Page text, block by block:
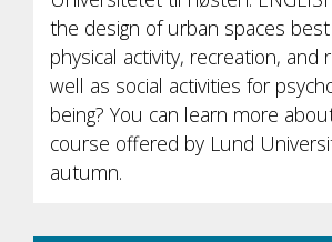
the design of urban spaces
physical activity, recreation, and
well as social activities for
being? You can learn more
course offered by Lund
autumn.